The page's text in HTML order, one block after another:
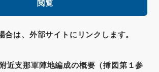
閲覧
合は、外部サイトにリンクします。
支那軍陣地編成の概要（挿図第１参